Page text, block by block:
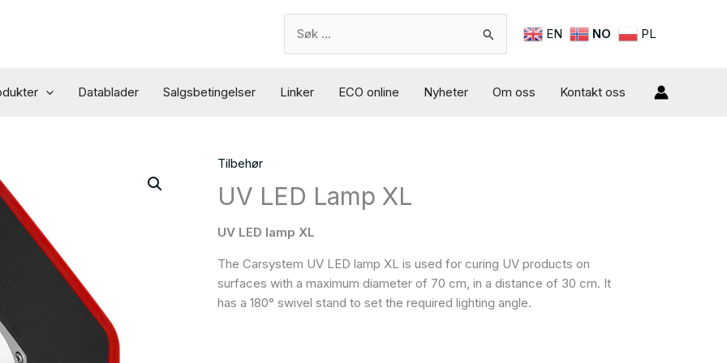
Search
for:
EN NO PL
Datablader Salgsbetingelser Linker ECO online Nyheter Om oss Kontakt oss
Tilbehør
UV LED Lamp XL
UV LED lamp XL
The Carsystem UV LED lamp XL is used for curing UV products on
surfaces with a maximum diameter of 70 cm, in a distance of 30 cm. It
has a 180° swivel stand to set the required lighting angle.